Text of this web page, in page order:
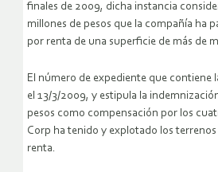
finales de 2009, dicha instancia
millones de pesos que la compañía ha
por renta de una superficie de más de
El número de expediente que contiene
el 13/3/2009, y estipula la
pesos como compensación por los
Corp ha tenido y explotado los
renta.